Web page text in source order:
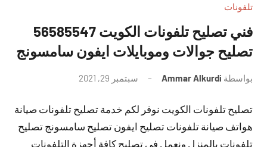
تلفونات
فني تصليح تلفونات الكويت 56585547
تصليح جوالات وموبايلات ايفون سامسونج
بواسطة Ammar Alkurdi سبتمبر 29, 2021
تعليقات
تصليح تلفونات الكويت نوفر لكم خدمة تصليح تلفونات صيانة
هواتف صيانة تلفونات تصليح ايفون تصليح سامسونج تصليح
تلفونات بالمنزل ونعمل في تصليح كافة أجهزة التلفونات